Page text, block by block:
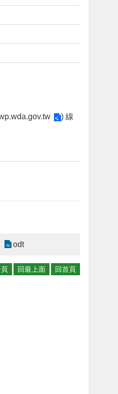
) 線
odt
回最上面 回首頁